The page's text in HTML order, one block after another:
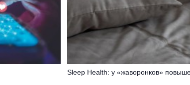
Sleep Health: у «жаворонков»